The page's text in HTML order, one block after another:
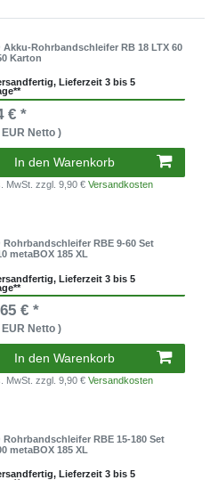
Akku-Rohrbandschleifer RB 18 LTX 60
Karton
Lieferzeit 3 bis 5
€ *
Netto )
In den Warenkorb
MwSt.zzgl. 9,90 €Versandkosten
Rohrbandschleifer RBE 9-60 Set
metaBOX 185 XL
Lieferzeit 3 bis 5
€ *
Netto )
In den Warenkorb
MwSt.zzgl. 9,90 €Versandkosten
Rohrbandschleifer RBE 15-180 Set
metaBOX 185 XL
Lieferzeit 3 bis 5